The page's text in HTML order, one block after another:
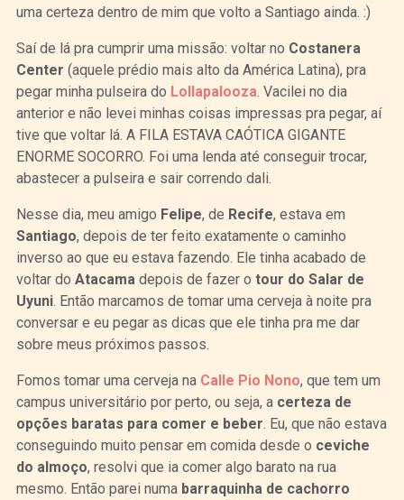
uma certeza dentro de mim que volto a Santiago ainda. :)
Saí de lá pra cumprir uma missão: voltar no Costanera
Center (aquele prédio mais alto da América Latina), pra
pegar minha pulseira do Lollapalooza . Vacilei no dia
anterior e não levei minhas coisas impressas pra pegar, aí
tive que voltar lá. A FILA ESTAVA CAÓTICA GIGANTE
ENORME SOCORRO. Foi uma lenda até conseguir trocar,
abastecer a pulseira e sair correndo dali.
Nesse dia, meu amigo Felipe, de Recife, estava em
Santiago, depois de ter feito exatamente o caminho
inverso ao que eu estava fazendo. Ele tinha acabado de
voltar do Atacama depois de fazer o tour do Salar de
Uyuni. Então marcamos de tomar uma cerveja à noite pra
conversar e eu pegar as dicas que ele tinha pra me dar
sobre meus próximos passos.
Fomos tomar uma cerveja na Calle Pio Nono, que tem um
campus universitário por perto, ou seja, a certeza de
opções baratas para comer e beber . Eu, que não estava
conseguindo muito pensar em comida desde o ceviche
do almoço, resolvi que ia comer algo barato na rua
mesmo. Então parei numa barraquinha de cachorro